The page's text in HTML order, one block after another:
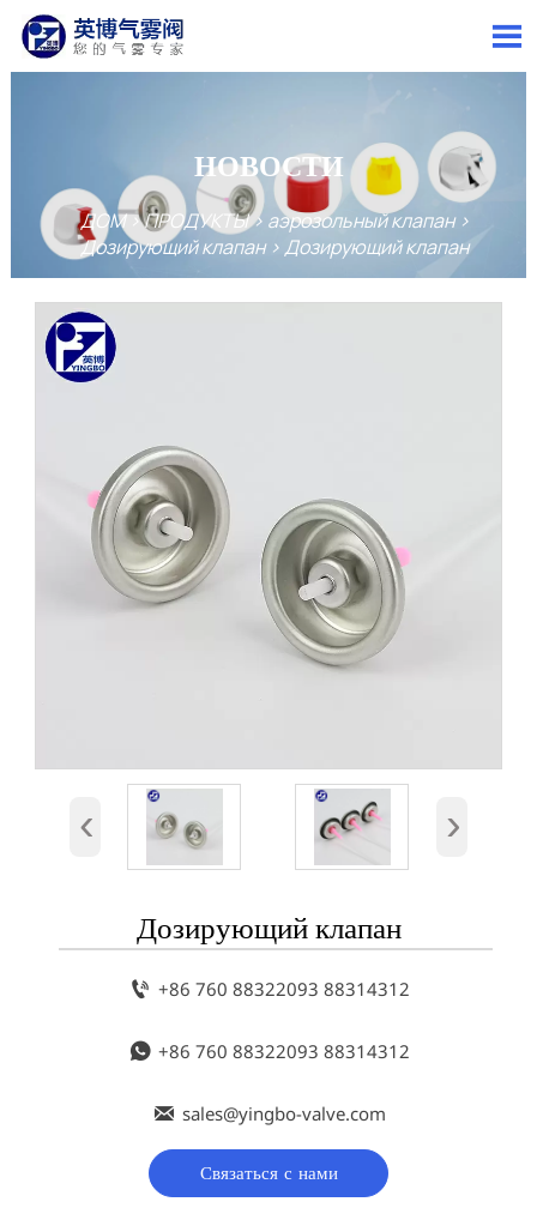

НОВОСТИ
ДОМ>ПРОДУКТЫ> аэрозольный клапан>
Дозирующий клапан> Дозирующий клапан
‹ ›
Дозирующий клапан
 +86 760 88322093 88314312
 +86 760 88322093 88314312
 sales@yingbo-valve.com
Связаться с нами